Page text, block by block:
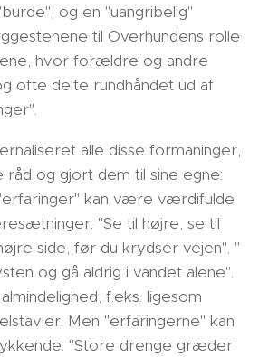
og en "uangribelig"
til Overhundens rolle
hvor forældre og andre
ofte delte rundhåndet ud af
alle disse formaninger,
og gjort dem til sine egne:
kan være værdifulde
"Se til højre, se til
side, før du krydser vejen". "
og gå aldrig i vandet alene".
f.eks. ligesom
Men "erfaringerne" kan
"Store drenge græder